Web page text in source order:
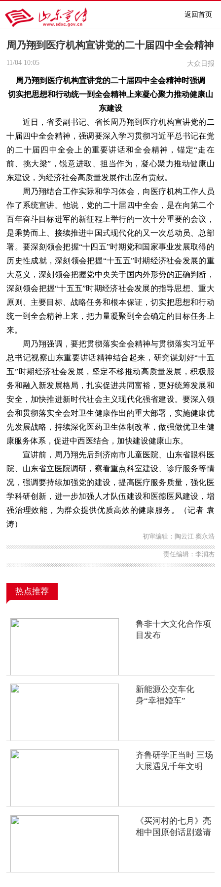
返回首页
周乃翔到医疗机构宣讲党的二十届四中全会精神
11/04 10:05 大众日报
周乃翔到医疗机构宣讲党的二十届四中全会精神时强调
切实把思想和行动统一到全会精神上来凝心聚力推动健康山
东建设
近日，省委副书记、省长周乃翔到医疗机构宣讲党的二
十届四中全会精神，强调要深入学习贯彻习近平总书记在党
的二十届四中全会上的重要讲话和全会精神，锚定“走在
前、挑大梁”，锐意进取、担当作为，凝心聚力推动健康山
东建设，为经济社会高质量发展作出应有贡献。
周乃翔结合工作实际和学习体会，向医疗机构工作人员
作了系统宣讲。他说，党的二十届四中全会，是在向第二个
百年奋斗目标进军的新征程上举行的一次十分重要的会议，
是乘势而上、接续推进中国式现代化的又一次总动员、总部
署。要深刻领会把握“十四五”时期党和国家事业发展取得的
历史性成就，深刻领会把握“十五五”时期经济社会发展的重
大意义，深刻领会把握党中央关于国内外形势的正确判断，
深刻领会把握“十五五”时期经济社会发展的指导思想、重大
原则、主要目标、战略任务和根本保证，切实把思想和行动
统一到全会精神上来，把力量凝聚到全会确定的目标任务上
来。
周乃翔强调，要把贯彻落实全会精神与贯彻落实习近平
总书记视察山东重要讲话精神结合起来，研究谋划好“十五
五”时期经济社会发展，坚定不移推动高质量发展，积极服
务和融入新发展格局，扎实促进共同富裕，更好统筹发展和
安全，加快推进新时代社会主义现代化强省建设。要深入领
会和贯彻落实全会对卫生健康作出的重大部署，实施健康优
先发展战略，持续深化医药卫生体制改革，做强做优卫生健
康服务体系，促进中西医结合，加快建设健康山东。
宣讲前，周乃翔先后到济南市儿童医院、山东省眼科医
院、山东省立医院调研，察看重点科室建设、诊疗服务等情
况，强调要持续加强党的建设，提高医疗服务质量，强化医
学科研创新，进一步加强人才队伍建设和医德医风建设，增
强治理效能，为群众提供优质高效的健康服务。（记者 袁
涛）
初审编辑：陶云江 窦永浩
责任编辑：李润杰
热点推荐
鲁非十大文化合作项
目发布
新能源公交车化
身“幸福婚车”
齐鲁研学正当时 三场
大展遇见千年文明
《买河村的七月》亮
相中国原创话剧邀请